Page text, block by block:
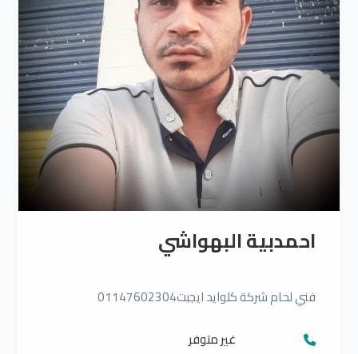
احمدبية البهواشي
فني لحام شركة كلوايد ايجبت‎ 01147602304
غير متوفر